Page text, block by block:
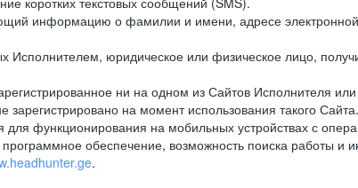
информацию о фамилии и имени, адресе
юридическое или физическое лицо,
ни на одном из Сайтов Исполнителя
на момент использования такого Сайта.
функционирования на мобильных устройствах с
обеспечение, возможность поиска работы и
.